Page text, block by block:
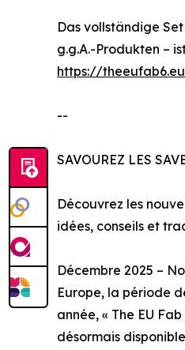
Das vollständige
g.g.A.-Produkten –
https://
--
SAVOUREZ LES
Découvrez les
idées, conseils et
Décembre 2025 –
Europe, la période
année, « The EU
désormais